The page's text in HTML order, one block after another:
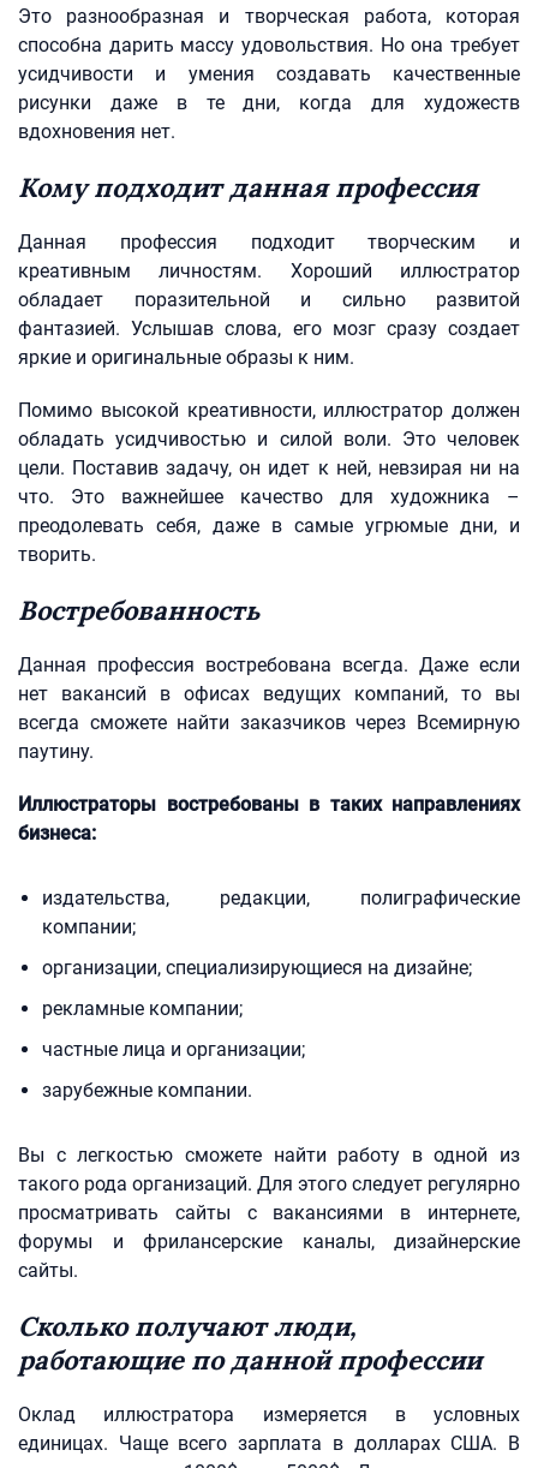
Это разнообразная и творческая работа, которая
способна дарить массу удовольствия. Но она требует
усидчивости и умения создавать качественные
рисунки даже в те дни, когда для художеств
вдохновения нет.
Кому подходит данная профессия
Данная профессия подходит творческим и
креативным личностям. Хороший иллюстратор
обладает поразительной и сильно развитой
фантазией. Услышав слова, его мозг сразу создает
яркие и оригинальные образы к ним.
Помимо высокой креативности, иллюстратор должен
обладать усидчивостью и силой воли. Это человек
цели. Поставив задачу, он идет к ней, невзирая ни на
что. Это важнейшее качество для художника –
преодолевать себя, даже в самые угрюмые дни, и
творить.
Востребованность
Данная профессия востребована всегда. Даже если
нет вакансий в офисах ведущих компаний, то вы
всегда сможете найти заказчиков через Всемирную
паутину.
Иллюстраторы востребованы в таких направлениях
бизнеса:
издательства, редакции, полиграфические
компании;
организации, специализирующиеся на дизайне;
рекламные компании;
частные лица и организации;
зарубежные компании.
Вы с легкостью сможете найти работу в одной из
такого рода организаций. Для этого следует регулярно
просматривать сайты с вакансиями в интернете,
форумы и фрилансерские каналы, дизайнерские
сайты.
Сколько получают люди,
работающие по данной профессии
Оклад иллюстратора измеряется в условных
единицах. Чаще всего зарплата в долларах США. В